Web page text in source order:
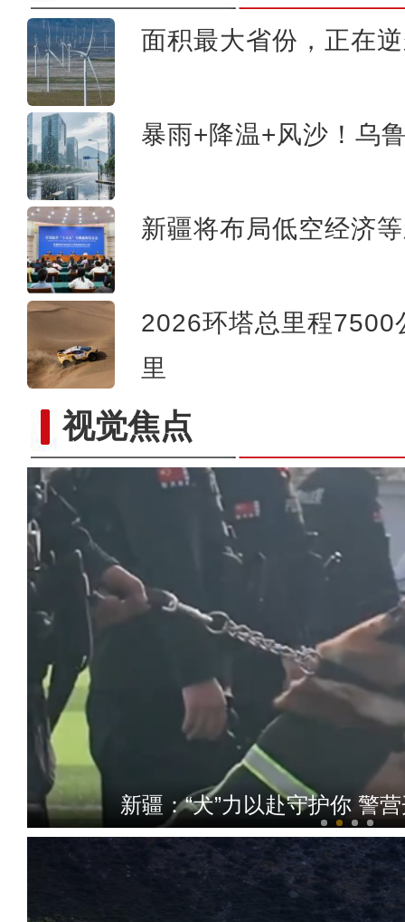
面积最大省份，正在
暴雨+降温+风沙！乌
新疆将布局低空经济
2026环塔总里程7500
里
视觉焦点
袁隆平带了5年的邝翡婷博士 在新疆
新疆：“犬”力以赴守护你 警
在舞台乘风破浪的维妮娜，说